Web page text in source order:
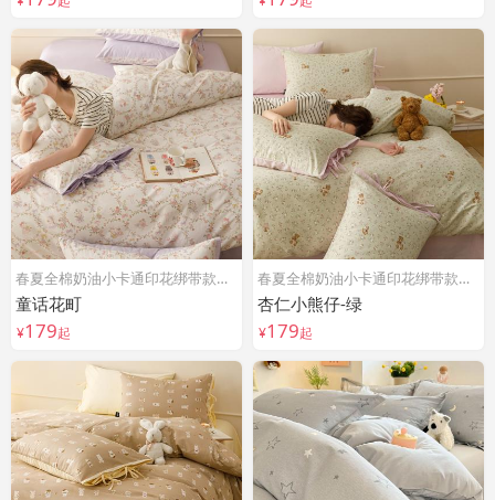
春夏全棉奶油小卡通印花绑带款四件套
童话花町
¥179起
春夏全棉奶油小卡通印花绑带款四件套
杏仁小熊仔-绿
¥179起